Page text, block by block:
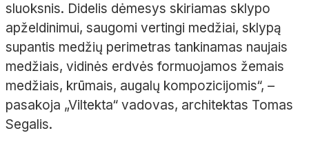
sluoksnis. Didelis dėmesys skiriamas sklypo
apželdinimui, saugomi vertingi medžiai, sklypą
supantis medžių perimetras tankinamas naujais
medžiais, vidinės erdvės formuojamos žemais
medžiais, krūmais, augalų kompozicijomis“, –
pasakoja „Viltekta“ vadovas, architektas Tomas
Segalis.